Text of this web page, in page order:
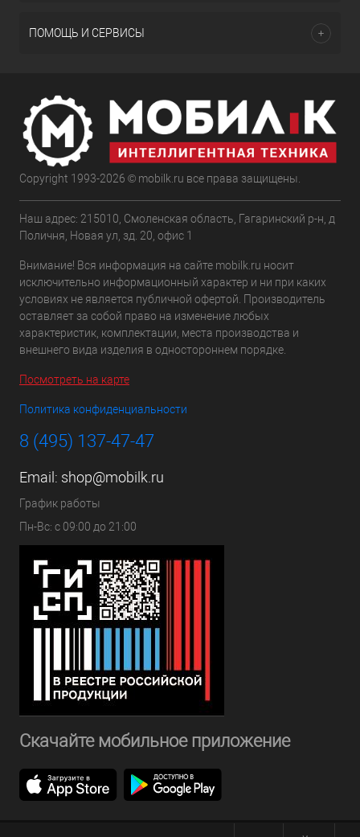
ПОМОЩЬ И СЕРВИСЫ
Copyright 1993-2026 © mobilk.ru все права защищены.
Наш адрес: 215010, Смоленская область, Гагаринский р-н, д
Поличня, Новая ул, зд. 20, офис 1
Внимание! Вся информация на сайте mobilk.ru носит
исключительно информационный характер и ни при каких
условиях не является публичной офертой. Производитель
оставляет за собой право на изменение любых
характеристик, комплектации, места производства и
внешнего вида изделия в одностороннем порядке.
Посмотреть на карте
Политика конфиденциальности
8 (495) 137-47-47
Email: shop@mobilk.ru
График работы
Пн-Вс: с 09:00 до 21:00
Скачайте мобильное приложение